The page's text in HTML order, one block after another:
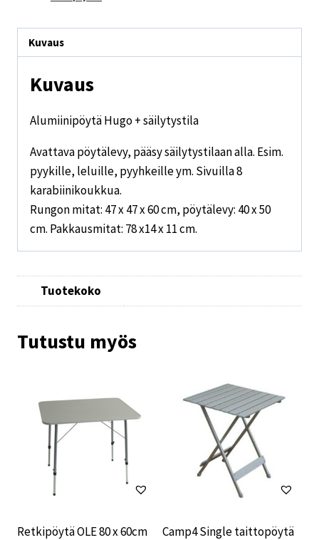
Kuvaus
Kuvaus
Alumiinipöytä Hugo + säilytystila
Avattava pöytälevy, pääsy säilytystilaan alla. Esim.
pyykille, leluille, pyyhkeille ym. Sivuilla 8
karabiinikoukkua.
Rungon mitat: 47 x 47 x 60 cm, pöytälevy: 40 x 50
cm. Pakkausmitat: 78 x14 x 11 cm.
Tuotekoko
Tutustu myös
Retkipöytä OLE 80 x 60cm
Camp4 Single taittopöytä